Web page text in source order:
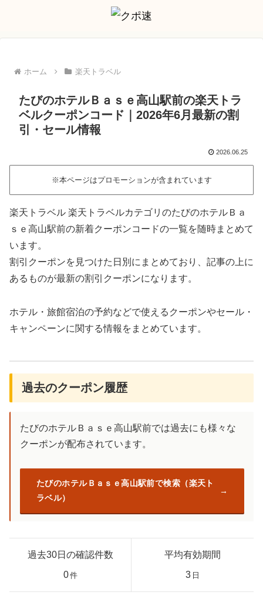
ホーム 楽天トラベル
たびのホテルＢａｓｅ高山駅前の楽天トラ
ベルクーポンコード｜2026年6月最新の割
引・セール情報
2026.06.25
※本ページはプロモーションが含まれています
楽天トラベル 楽天トラベルカテゴリのたびのホテルＢａ
ｓｅ高山駅前の新着クーポンコードの一覧を随時まとめて
います。
割引クーポンを見つけた日別にまとめており、記事の上に
あるものが最新の割引クーポンになります。
ホテル・旅館宿泊の予約などで使えるクーポンやセール・
キャンペーンに関する情報をまとめています。
過去のクーポン履歴
たびのホテルＢａｓｅ高山駅前では過去にも様々な
クーポンが配布されています。
たびのホテルＢａｓｅ高山駅前で検索（楽天ト
ラベル）
過去30日の確認件数
0件
平均有効期間
3 日